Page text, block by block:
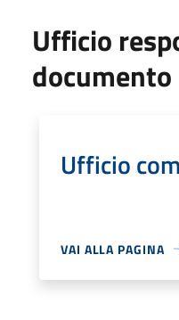
Ufficio
documento
Ufficio
VAI ALLA PAGINA